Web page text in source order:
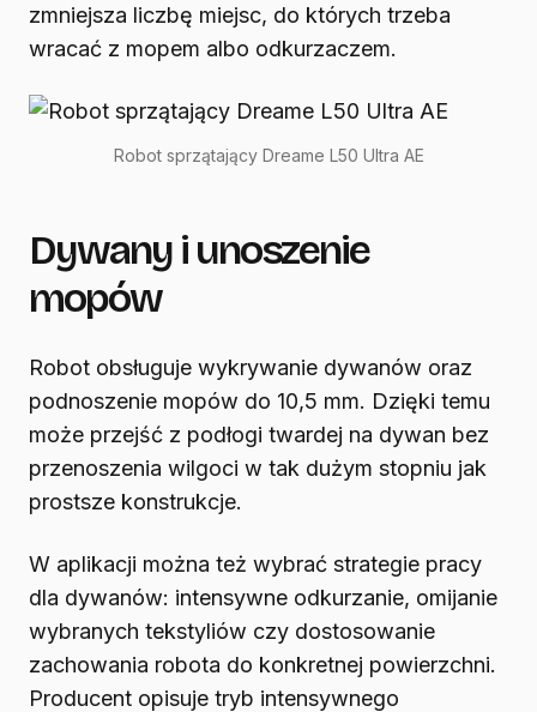
zmniejsza liczbę miejsc, do których trzeba
wracać z mopem albo odkurzaczem.
Robot sprzątający Dreame L50 Ultra AE
Dywany i unoszenie
mopów
Robot obsługuje wykrywanie dywanów oraz
podnoszenie mopów do 10,5 mm. Dzięki temu
może przejść z podłogi twardej na dywan bez
przenoszenia wilgoci w tak dużym stopniu jak
prostsze konstrukcje.
W aplikacji można też wybrać strategie pracy
dla dywanów: intensywne odkurzanie, omijanie
wybranych tekstyliów czy dostosowanie
zachowania robota do konkretnej powierzchni.
Producent opisuje tryb intensywnego